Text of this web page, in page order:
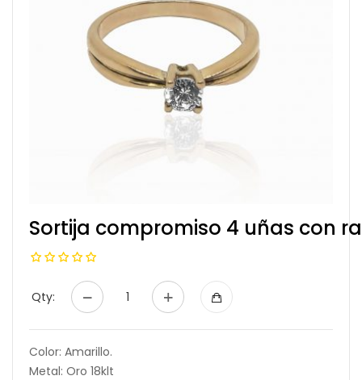
Sortija compromiso 4 uñas con
Qty:
Color: Amarillo.
Metal: Oro 18klt